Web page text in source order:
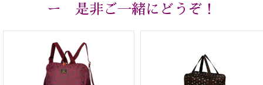
ー 是非ご一緒にどうぞ！